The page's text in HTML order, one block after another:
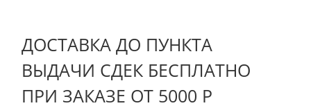
ДОСТАВКА ДО ПУНКТА
ВЫДАЧИ СДЕК БЕСПЛАТНО
ПРИ ЗАКАЗЕ ОТ 5000 Р